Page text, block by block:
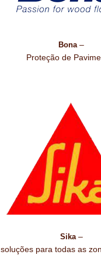
Bona –
Proteção de
Sika–
soluções para todas as